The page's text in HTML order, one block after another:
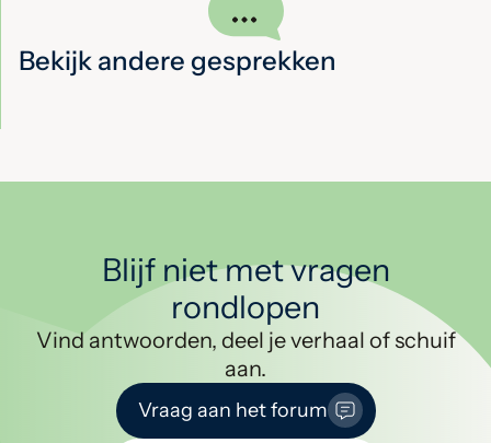
Bekijk andere gesprekken
Blijf niet met vragen
rondlopen
Vind antwoorden, deel je verhaal of schuif
aan.
Vraag aan het forum